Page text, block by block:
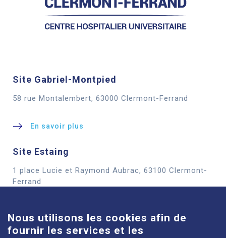
Site Gabriel-Montpied
58 rue Montalembert, 63000 Clermont-Ferrand
En savoir plus
Site Estaing
1 place Lucie et Raymond Aubrac, 63100 Clermont-
Ferrand
Site Louise-Michel
Nous utilisons les cookies afin de
fournir les services et les